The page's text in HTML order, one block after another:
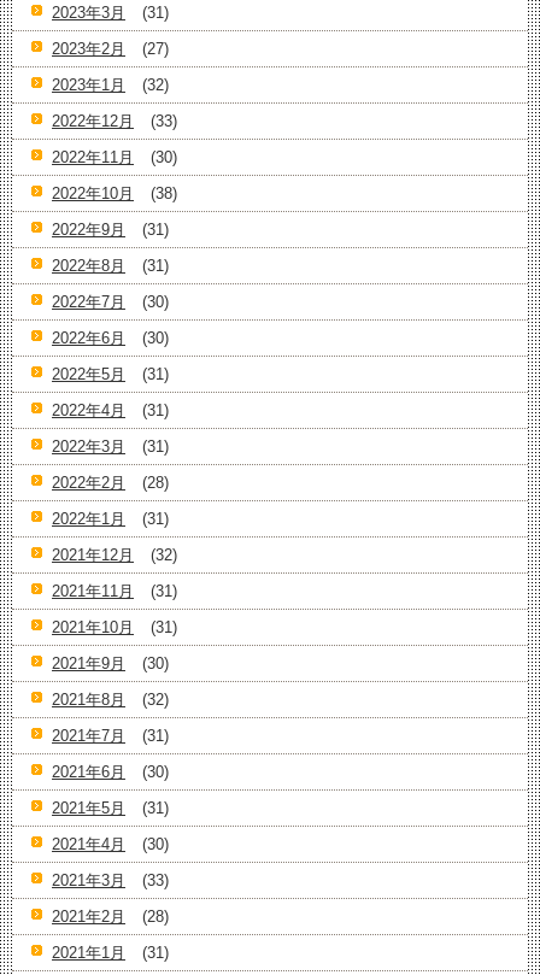
2023年3月
(31)
2023年2月
(27)
2023年1月
(32)
2022年12月
(33)
2022年11月
(30)
2022年10月
(38)
2022年9月
(31)
2022年8月
(31)
2022年7月
(30)
2022年6月
(30)
2022年5月
(31)
2022年4月
(31)
2022年3月
(31)
2022年2月
(28)
2022年1月
(31)
2021年12月
(32)
2021年11月
(31)
2021年10月
(31)
2021年9月
(30)
2021年8月
(32)
2021年7月
(31)
2021年6月
(30)
2021年5月
(31)
2021年4月
(30)
2021年3月
(33)
2021年2月
(28)
2021年1月
(31)